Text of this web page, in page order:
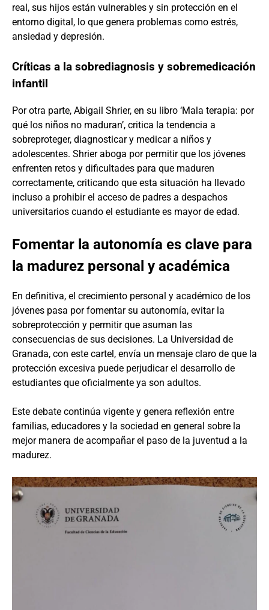
real, sus hijos están vulnerables y sin protección en el
entorno digital, lo que genera problemas como estrés,
ansiedad y depresión.
Críticas a la sobrediagnosis y sobremedicación
infantil
Por otra parte, Abigail Shrier, en su libro ‘Mala terapia: por
qué los niños no maduran’, critica la tendencia a
sobreproteger, diagnosticar y medicar a niños y
adolescentes. Shrier aboga por permitir que los jóvenes
enfrenten retos y dificultades para que maduren
correctamente, criticando que esta situación ha llevado
incluso a prohibir el acceso de padres a despachos
universitarios cuando el estudiante es mayor de edad.
Fomentar la autonomía es clave para
la madurez personal y académica
En definitiva, el crecimiento personal y académico de los
jóvenes pasa por fomentar su autonomía, evitar la
sobreprotección y permitir que asuman las
consecuencias de sus decisiones. La Universidad de
Granada, con este cartel, envía un mensaje claro de que la
protección excesiva puede perjudicar el desarrollo de
estudiantes que oficialmente ya son adultos.
Este debate continúa vigente y genera reflexión entre
familias, educadores y la sociedad en general sobre la
mejor manera de acompañar el paso de la juventud a la
madurez.